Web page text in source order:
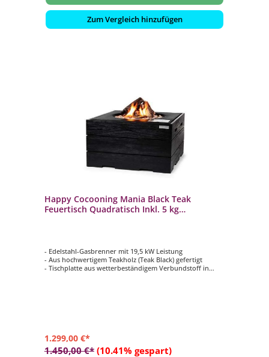
Zum Vergleich hinzufügen
Happy Cocooning Mania Black Teak
Feuertisch Quadratisch Inkl. 5 kg
- Edelstahl-Gasbrenner mit 19,5 kW Leistung
- Aus hochwertigem Teakholz (Teak Black) gefertigt
- Tischplatte aus wetterbeständigem Verbundstoff in
1.299,00 €*
1.450,00 €* (10.41% gespart)